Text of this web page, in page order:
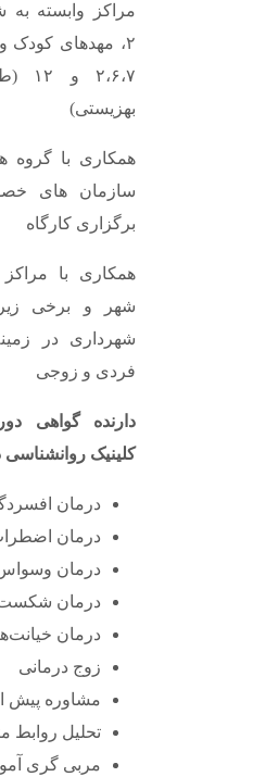
مراکز وابسته
۲، مهدهای کودک
۲،۶،۷ و ۱۲ (
بهزیستی)
همکاری با گروه
سازمان های
برگزاری کارگاه
همکاری با
شهر و برخی
شهرداری در
فردی و زوجی
دارنده گواهی
کلینیک روانشناسی
درمان
درمان
درمان
درمان
درمان
زوج درمانی
مشاوره پیش
تحلیل روابط
مربی گری